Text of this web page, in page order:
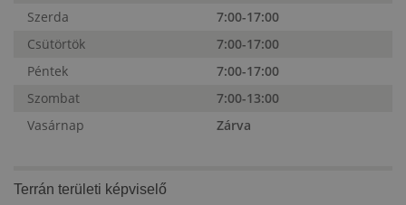
Szerda
7:00-17:00
Csütörtök
7:00-17:00
Péntek
7:00-17:00
Szombat
7:00-13:00
Vasárnap
Zárva
Terrán területi képviselő